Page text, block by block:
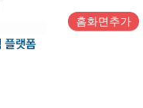
홈화면추가